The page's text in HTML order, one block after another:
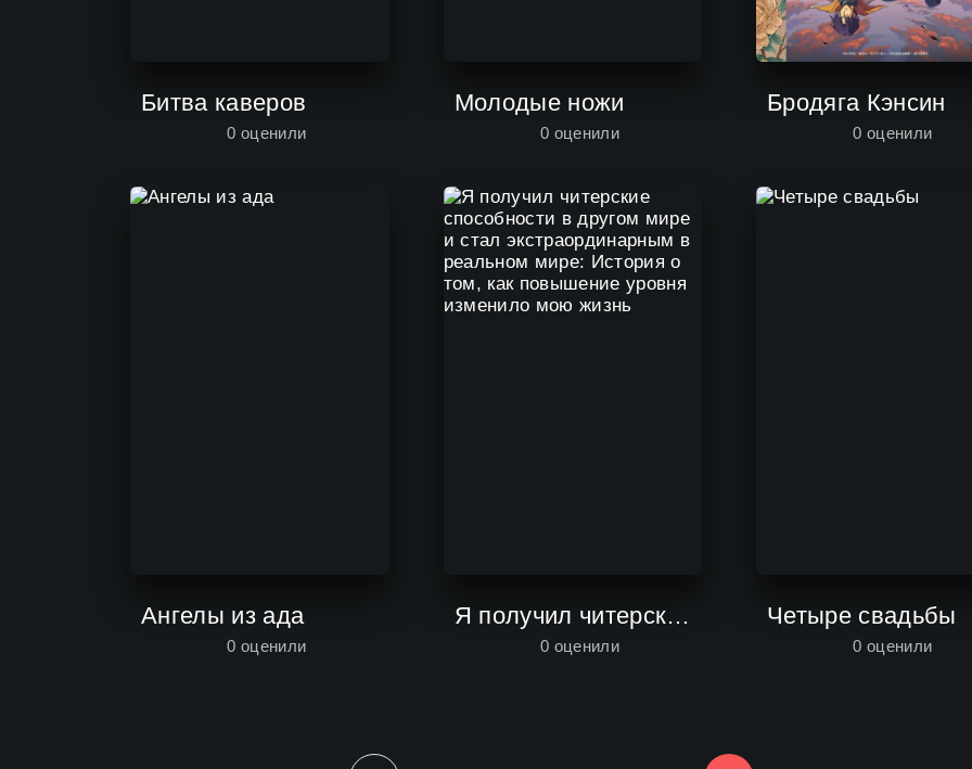
Битва каверов
0 оценили
Молодые ножи
0 оценили
Бродяга Кэнсин
0 оценили
Ангелы из ада
0 оценили
Я получил читерские способности в другом мире и стал экстраординарным в реальном мире: История о том, как повышение уровня изменило мою жизнь
0 оценили
Четыре свадьбы
0 оценили